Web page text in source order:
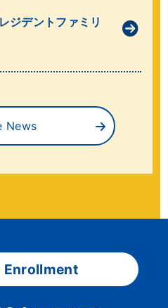
ジデントファミリ
News
Enrollment